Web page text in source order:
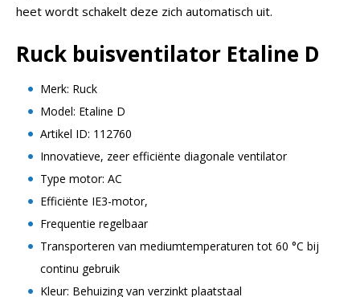
heet wordt schakelt deze zich automatisch uit.
Ruck buisventilator Etaline D
Merk: Ruck
Model: Etaline D
Artikel ID: 112760
Innovatieve, zeer efficiënte diagonale ventilator
Type motor: AC
Efficiënte IE3-motor,
Frequentie regelbaar
Transporteren van mediumtemperaturen tot 60 °C bij
continu gebruik
Kleur: Behuizing van verzinkt plaatstaal